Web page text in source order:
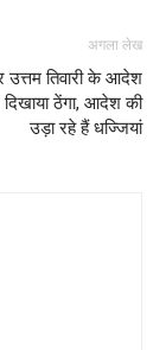
अगला लेख
उत्तम तिवारी के आदेश
ठेंगा, आदेश की
उड़ा रहे हैं धज्जियां